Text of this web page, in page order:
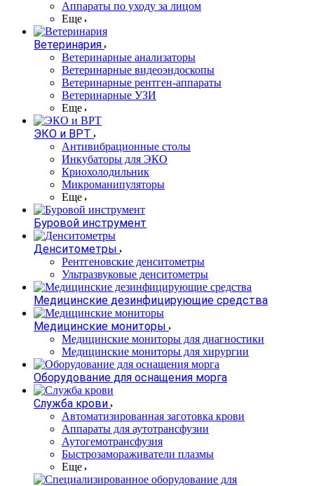
Аппараты по уходу за лицом
Еще
Ветеринария
Ветеринарные анализаторы
Ветеринарные видеоэндоскопы
Ветеринарные рентген-аппараты
Ветеринарные УЗИ
Еще
ЭКО и ВРТ
Антивибрационные столы
Инкубаторы для ЭКО
Криохолодильник
Микроманипуляторы
Еще
Буровой инструмент
Денситометры
Рентгеновские денситометры
Ультразвуковые денситометры
Медицинские дезинфицирующие средства
Медицинские мониторы
Медицинские мониторы для диагностики
Медицинские мониторы для хирургии
Оборудование для оснащения морга
Служба крови
Автоматизированная заготовка крови
Аппараты для аутотрансфузии
Аутогемотрансфузия
Быстрозамораживатели плазмы
Еще